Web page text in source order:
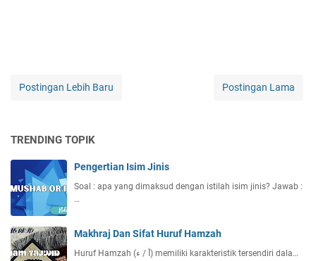
Postingan Lebih Baru Postingan Lama
TRENDING TOPIK
Pengertian Isim Jinis
Soal : apa yang dimaksud dengan istilah isim jinis? Jawab :
…
Makhraj Dan Sifat Huruf Hamzah
Huruf Hamzah (أ / ء) memiliki karakteristik tersendiri dala…